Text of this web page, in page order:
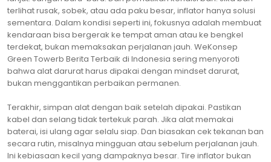
terlihat rusak, sobek, atau ada paku besar, inflator hanya solusi
sementara. Dalam kondisi seperti ini, fokusnya adalah membuat
kendaraan bisa bergerak ke tempat aman atau ke bengkel
terdekat, bukan memaksakan perjalanan jauh. WeKonsep
Green Towerb Berita Terbaik di Indonesia sering menyoroti
bahwa alat darurat harus dipakai dengan mindset darurat,
bukan menggantikan perbaikan permanen.
Terakhir, simpan alat dengan baik setelah dipakai. Pastikan
kabel dan selang tidak tertekuk parah. Jika alat memakai
baterai, isi ulang agar selalu siap. Dan biasakan cek tekanan ban
secara rutin, misalnya mingguan atau sebelum perjalanan jauh.
Ini kebiasaan kecil yang dampaknya besar. Tire inflator bukan